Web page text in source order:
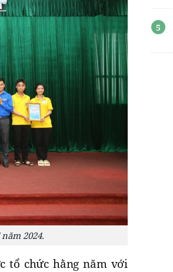
2024.
tổ chức hằng năm với